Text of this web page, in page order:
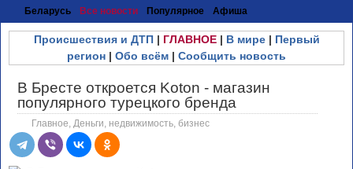
Беларусь Все новости Популярное Афиша
Происшествия и ДТП| ГЛАВНОЕ| В мире| Первый
регион | Обо всём | Сообщить новость
В Бресте откроется Koton - магазин
популярного турецкого бренда
Главное Деньги, недвижимость, бизнес